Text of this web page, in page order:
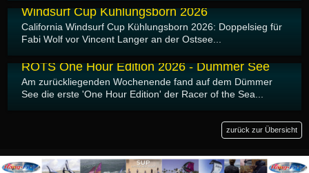
Windsurf Cup Kühlungsborn 2026
California Windsurf Cup Kühlungsborn 2026: Doppelsieg für
Fabi Wolf vor Vincent Langer an der Ostsee...
ROTS One Hour Edition 2026 - Dümmer See
Am zurückliegenden Wochenende fand auf dem Dümmer
See die erste 'One Hour Edition' der Racer of the Sea...
zurück zur Übersicht